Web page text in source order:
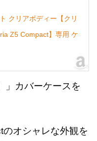
クリアボディー【クリ
Z5 Compact】専用 ケ
」カバーケースを
オシャレな外観を